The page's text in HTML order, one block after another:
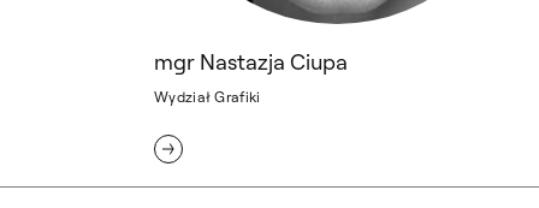
mgr Nastazja Ciupa
Wydział Grafiki